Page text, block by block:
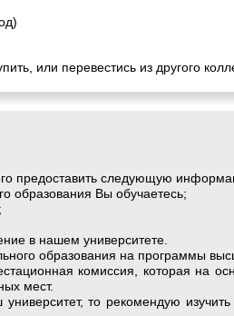
или перевестись из другого
предоставить следующую
образования Вы обучаетесь;
в нашем университете.
образования на программы
комиссия, которая на
мест.
то рекомендую